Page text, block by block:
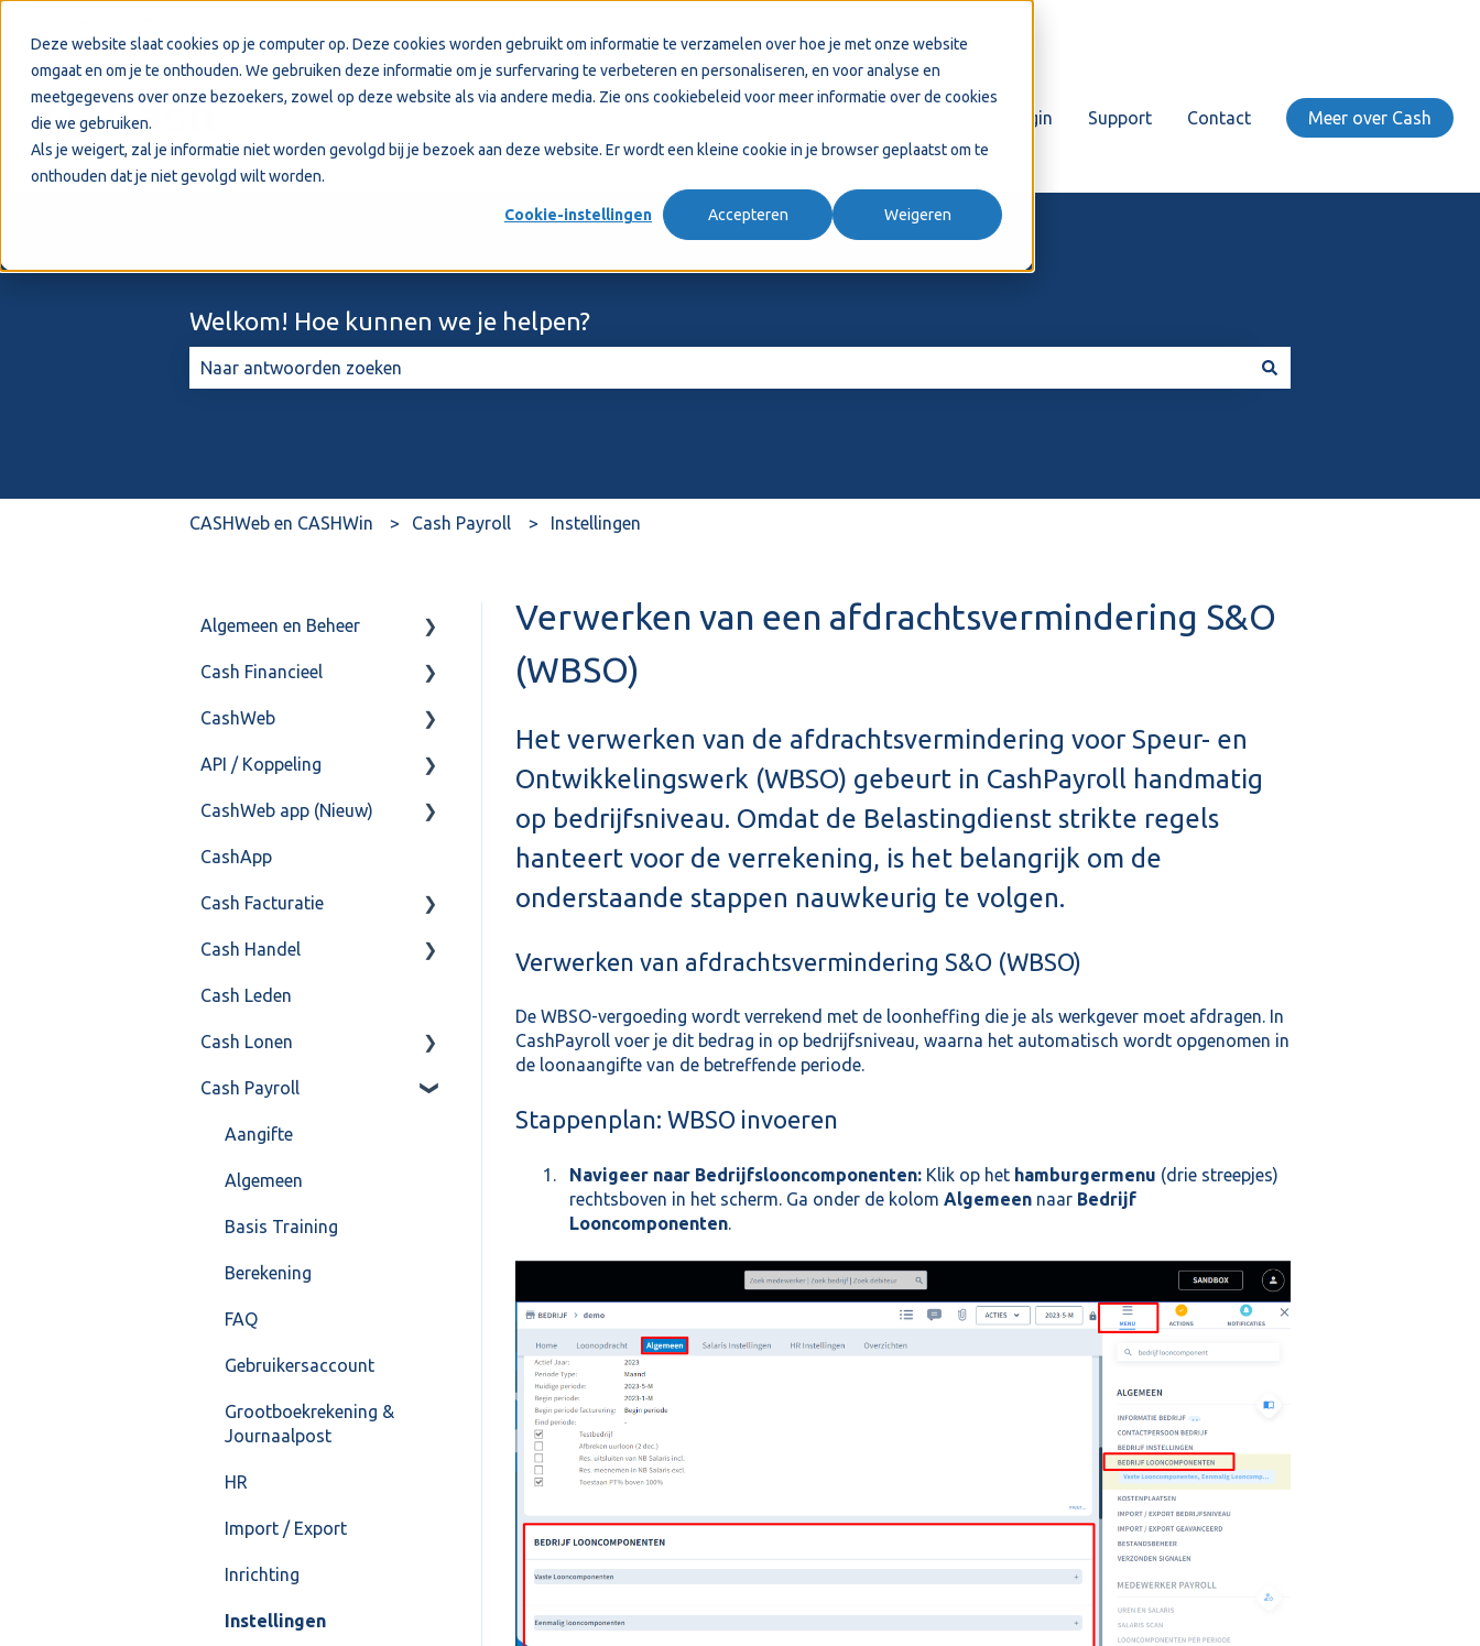
Deze website slaat cookies op je computer op. Deze cookies worden gebruikt om informatie te verzamelen over hoe je met onze website
omgaat en om je te onthouden. We gebruiken deze informatie om je surfervaring te verbeteren en personaliseren, en voor analyse en
meetgegevens over onze bezoekers, zowel op deze website als via andere media. Zie ons cookiebeleid voor meer informatie over de cookies
die we gebruiken.
Als je weigert, zal je informatie niet worden gevolgd bij je bezoek aan deze website. Er wordt een kleine cookie in je browser geplaatst om te
onthouden dat je niet gevolgd wilt worden.
Cookie-instellingen Accepteren Weigeren
Login Support Contact Meer over Cash
Welkom! Hoe kunnen we je helpen?
CASHWeb en CASHWin Cash Payroll Instellingen
Verwerken van een afdrachtsvermindering S&O
(WBSO)
Het verwerken van de afdrachtsvermindering voor Speur- en
Ontwikkelingswerk (WBSO) gebeurt in CashPayroll handmatig
op bedrijfsniveau. Omdat de Belastingdienst strikte regels
hanteert voor de verrekening, is het belangrijk om de
onderstaande stappen nauwkeurig te volgen.
Verwerken van afdrachtsvermindering S&O (WBSO)
De WBSO-vergoeding wordt verrekend met de loonheffing die je als werkgever moet afdragen. In
CashPayroll voer je dit bedrag in op bedrijfsniveau, waarna het automatisch wordt opgenomen in
de loonaangifte van de betreffende periode.
Stappenplan: WBSO invoeren
Navigeer naar Bedrijfslooncomponenten:Klik op het hamburgermenu (drie streepjes)
rechtsboven in het scherm. Ga onder de kolom Algemeennaar Bedrijf
Looncomponenten.
Algemeen en Beheer
Bank(koppeling)
Import/Export
Postbus
Training & Consultancy
Overig
Cash Financieel
Boekhoud
Fiscaal
Overig
CashWeb
CashHero Layout
Mailen vanuit CASHWeb
Algemeen gebruik
API / Koppeling
Algemeen
Api 3.0 (SOAP API)
API 4.0 (REST API)
CashWeb app (Nieuw)
Veel gestelde vragen
CashApp
Cash Facturatie
Factureren
Instellingen
Algemeen
Formulierlayout
Cash Handel
Inkoop
Verkoop
Voorraad
Overig
VoorraadService &
Cash Leden
Cash Lonen
Algemeen
Inrichting
Jaarafsluiting
Salarisberekening
Overig
FAQ – Beëindiging CASH
Cash Payroll
Loonaangifte
Cash Payroll
Aangifte
Algemeen
Basis Training
Berekening
FAQ
Gebruikersaccount
Grootboekrekening &
Journaalpost
HR
Import / Export
Inrichting
Instellingen